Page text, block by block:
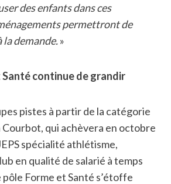
des enfants dans ces
permettront de
demande.»
Santé continue de grandir
pistes à partir de la catégorie
Courbot, qui achèvera en octobre
spécialité athlétisme,
en qualité de salarié à temps
Forme et Santé s’étoffe